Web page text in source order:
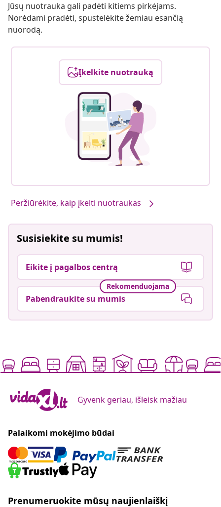
Jūsų nuotrauka gali padėti kitiems pirkėjams.
Norėdami pradėti, spustelėkite žemiau esančią
nuorodą.
Įkelkite nuotrauką
Peržiūrėkite, kaip įkelti nuotraukas
Susisiekite su mumis!
Eikite į pagalbos centrą
Rekomenduojama
Pabendraukite su mumis
Gyvenk geriau, išleisk mažiau
Palaikomi mokėjimo būdai
Prenumeruokite mūsų naujienlaiškį